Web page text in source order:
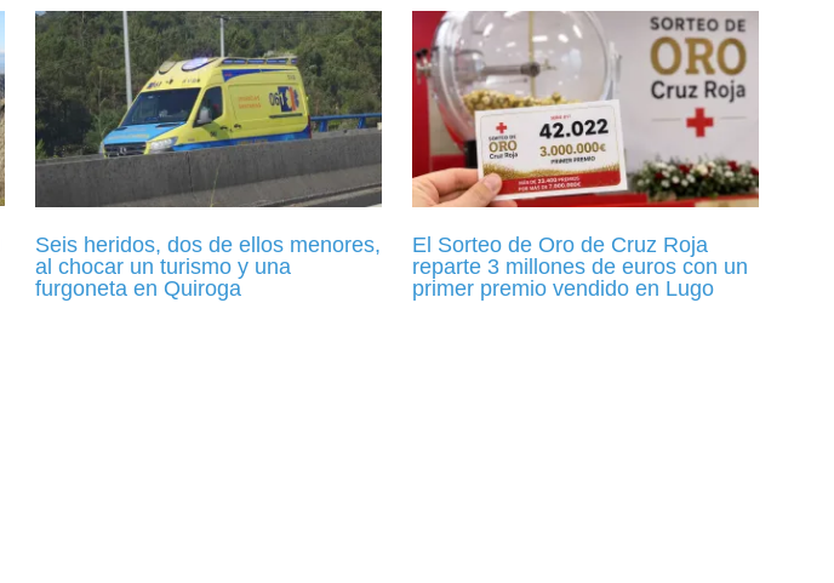
Seis heridos, dos de ellos menores,
al chocar un turismo y una
furgoneta en Quiroga
El Sorteo de Oro de Cruz Roja
reparte 3 millones de euros con un
primer premio vendido en Lugo